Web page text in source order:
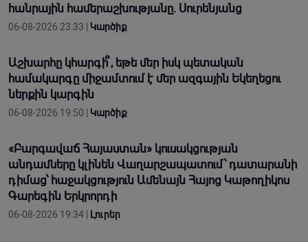
հանրային համերաշխությանը. Սուրենյանց
06-08-2026 23:33 | Կարծիք
Աշխարհը կհարգի՞, եթե մեր իսկ պետական
համակարգը միջամտում է մեր ազգային Եկեղեցու
ներքին կարգին
06-08-2026 19:50 | Կարծիք
«Բարգավաճ Հայաստան» կուսակցության
անդամները կլինեն Վաղարշապատում՝ դատարանի
դիմաց՝ հաջակցություն Ամենայն Հայոց Կաթողիկոս
Գարեգին Երկրորդի
06-08-2026 19:34 | Լուրեր